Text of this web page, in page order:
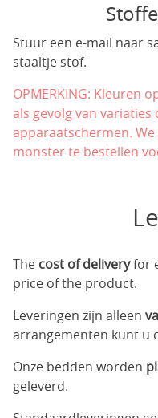
Stuur een e-mail naar
staaltje stof.
OPMERKING: Kleuren
als gevolg van
apparaatschermen.
monster te bestellen
The cost of deliveryfor
price of the product.
Leveringen zijn alleen
arrangementen kunt u
Onze bedden worden
geleverd.